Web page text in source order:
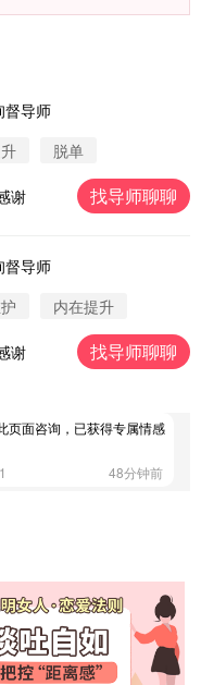
督导师
脱单
谢 找导师聊聊
督导师
内在提升
谢 找导师聊聊
咨询，已获得专属情感方
面咨询，已获得专属情感方
页面咨询，已获得专属情感
48分钟前
22分钟前
页面咨询，已获得专属情感